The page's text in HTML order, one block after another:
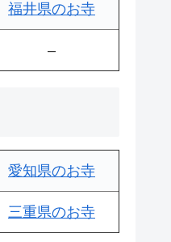
福井県のお寺
–
愛知県のお寺
三重県のお寺